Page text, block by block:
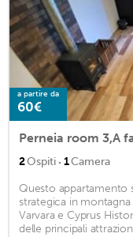
a partire da
60€
2Ospiti · 1Camera
Questo appartamento
strategica in
Varvara e Cyprus
delle principali